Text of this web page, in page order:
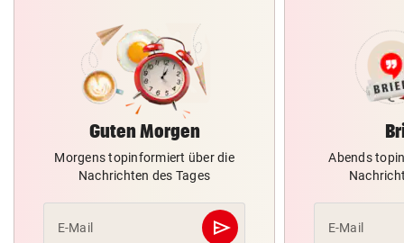
Guten Morgen
Morgens topinformiert über die
Nachrichten des Tages
E-Mail send
Abschicken
Abends
E-Mail